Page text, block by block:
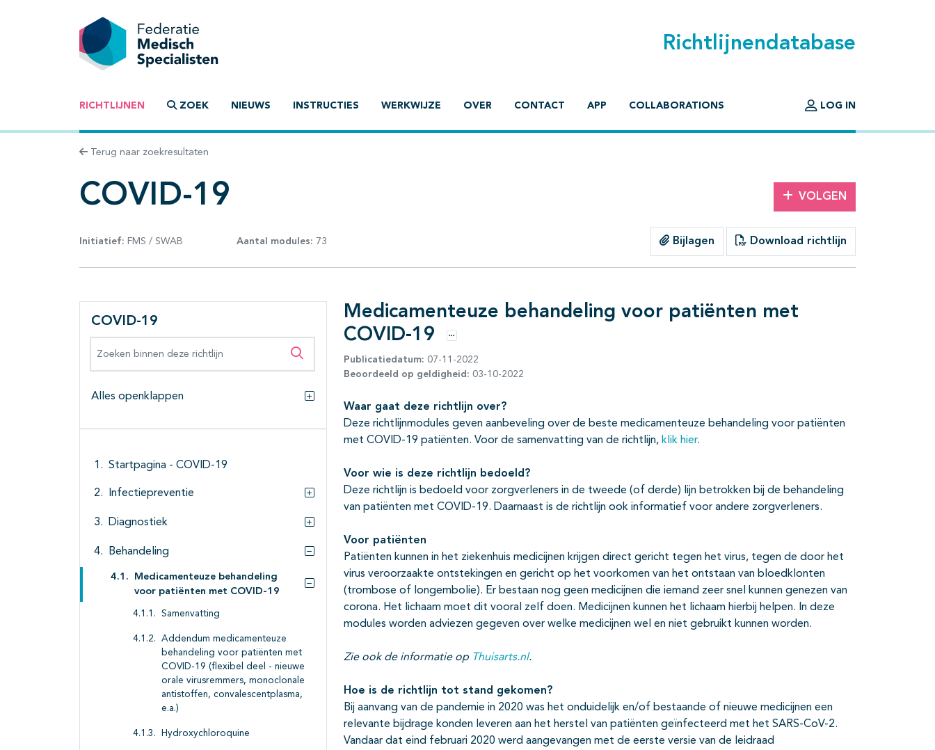
Richtlijnendatabase
RICHTLIJNEN ZOEK NIEUWS INSTRUCTIES WERKWIJZE OVER CONTACT APP COLLABORATIONS LOG IN
Terug naar zoekresultaten
COVID-19 VOLGEN
Initiatief: FMS / SWAB Aantal modules: 73 Bijlagen Download richtlijn
COVID-19
Zoeken binnen deze richtlijn
Alles openklappen
Alles openklappen
Startpagina - COVID-19
Infectiepreventie
Subpagina's open- en dichtklappen
Diagnostiek
Subpagina's open- en dichtklappen
Behandeling
Subpagina's open- en dichtklappen
Medicamenteuze behandeling
voor patiënten met COVID-19
Subpagina's open- en dichtklappen
Samenvatting
Addendum medicamenteuze
behandeling voor patiënten met
COVID-19 (flexibel deel - nieuwe
orale virusremmers, monoclonale
antistoffen, convalescentplasma,
e.a.)
Hydroxychloroquine
Medicamenteuze behandeling voor patiënten met
COVID-19
Opties
Publicatiedatum: 07-11-2022
Beoordeeld op geldigheid: 03-10-2022
Waar gaat deze richtlijn over?
Deze richtlijnmodules geven aanbeveling over de beste medicamenteuze behandeling voor patiënten
met COVID-19 patiënten. Voor de samenvatting van de richtlijn, klik hier.
Voor wie is deze richtlijn bedoeld?
Deze richtlijn is bedoeld voor zorgverleners in de tweede (of derde) lijn betrokken bij de behandeling
van patiënten met COVID-19. Daarnaast is de richtlijn ook informatief voor andere zorgverleners.
Voor patiënten
Patiënten kunnen in het ziekenhuis medicijnen krijgen direct gericht tegen het virus, tegen de door het
virus veroorzaakte ontstekingen en gericht op het voorkomen van het ontstaan van bloedklonten
(trombose of longembolie). Er bestaan nog geen medicijnen die iemand zeer snel kunnen genezen van
corona. Het lichaam moet dit vooral zelf doen. Medicijnen kunnen het lichaam hierbij helpen. In deze
modules worden adviezen gegeven over welke medicijnen wel en niet gebruikt kunnen worden.
Zie ook de informatie op Thuisarts.nl.
Hoe is de richtlijn tot stand gekomen?
Bij aanvang van de pandemie in 2020 was het onduidelijk en/of bestaande of nieuwe medicijnen een
relevante bijdrage konden leveren aan het herstel van patiënten geïnfecteerd met het SARS-CoV-2.
Vandaar dat eind februari 2020 werd aangevangen met de eerste versie van de leidraad